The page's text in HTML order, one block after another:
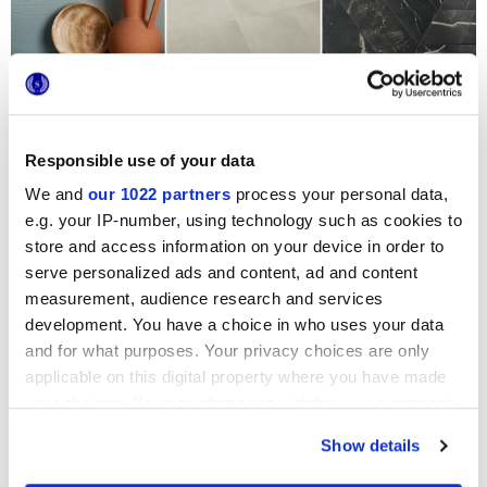
Responsible use of your data
We and our 1022 partners process your personal data,
e.g. your IP-number, using technology such as cookies to
store and access information on your device in order to
serve personalized ads and content, ad and content
measurement, audience research and services
development. You have a choice in who uses your data
and for what purposes. Your privacy choices are only
applicable on this digital property where you have made
Show details
Et ce n'est pas tout.
direct la polyvalence de nos surfaces
palette idéaledecombinaisons, seul ou avec le
nos experts, qui pourront également vous montrer des mises
en scène et des
utilisations
réelles en fonction de vos
moindres besoins.
La participation à Coverings 2024 est gratuite après
inscription.
Enregistrez-vous auprès de Crown Brand et profitez
dès maintenant de votre entrée personnalisée.
TÉLÉCHARGER LE BILLET